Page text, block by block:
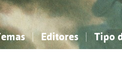
Editores Tipo